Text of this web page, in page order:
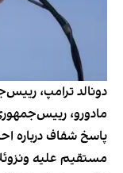
دونالد ترامپ،
مادورو،
پاسخ شفاف درباره
مستقیم علیه